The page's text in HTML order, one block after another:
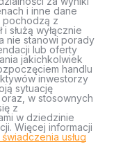
i inne dane
pochodzą z
służą wyłącznie
nie stanowi porady
lub oferty
jakichkolwiek
handlu
inwestorzy
sytuację
w stosownych
z
w dziedzinie
Więcej informacji
usług